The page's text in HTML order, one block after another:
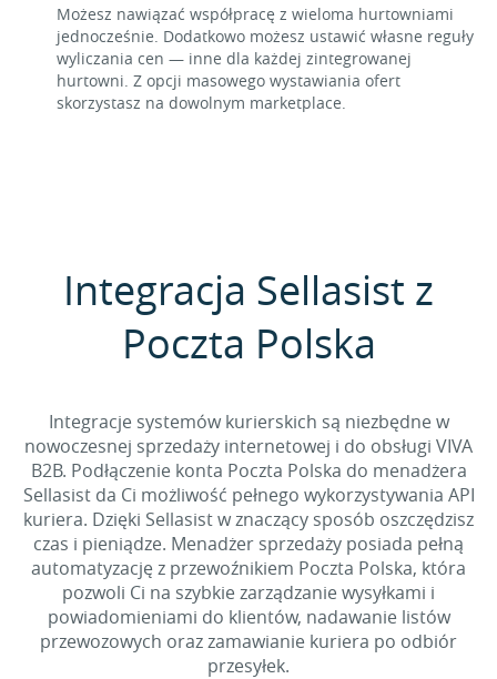
Możesz nawiązać współpracę z wieloma hurtowniami
jednocześnie. Dodatkowo możesz ustawić własne reguły
wyliczania cen — inne dla każdej zintegrowanej
hurtowni. Z opcji masowego wystawiania ofert
skorzystasz na dowolnym marketplace.
Integracja Sellasist z
Poczta Polska
Integracje systemów kurierskich są niezbędne w
nowoczesnej sprzedaży internetowej i do obsługi VIVA
B2B. Podłączenie konta Poczta Polska do menadżera
Sellasist da Ci możliwość pełnego wykorzystywania API
kuriera. Dzięki Sellasist w znaczący sposób oszczędzisz
czas i pieniądze. Menadżer sprzedaży posiada pełną
automatyzację z przewoźnikiem Poczta Polska, która
pozwoli Ci na szybkie zarządzanie wysyłkami i
powiadomieniami do klientów, nadawanie listów
przewozowych oraz zamawianie kuriera po odbiór
przesyłek.